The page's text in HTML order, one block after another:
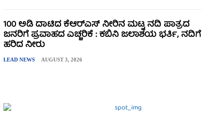
100 ಅಡಿ ದಾಟಿದ ಕೆಆರ್‌ಎಸ್ ನೀರಿನ ಮಟ್ಟ ನದಿ ಪಾತ್ರದ
ಜನರಿಗೆ ಪ್ರವಾಹದ ಎಚ್ಚರಿಕೆ : ಕಬಿನಿ ಜಲಾಶಯ ಭರ್ತಿ, ನದಿಗೆ
ಹರಿದ ನೀರು
LEAD NEWS AUGUST 3, 2026